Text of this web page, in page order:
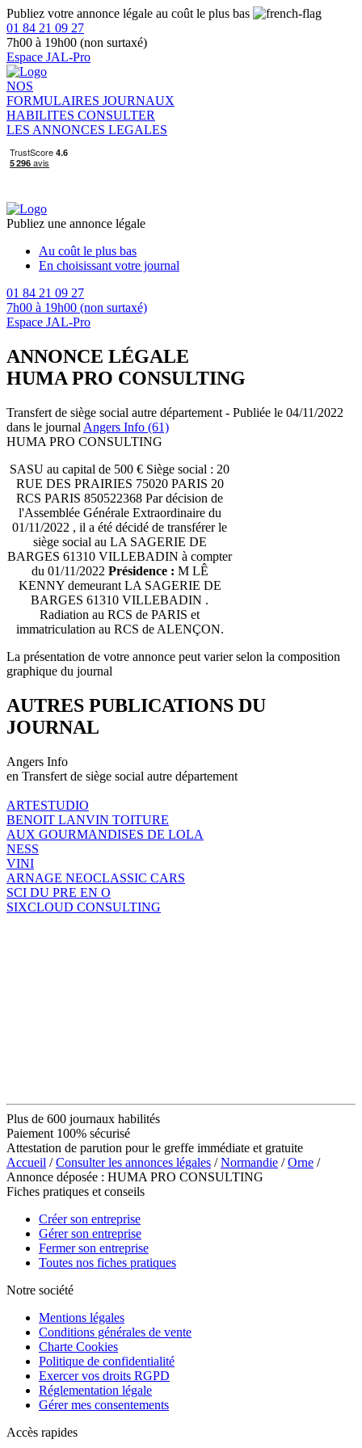
Publiez votre annonce légale au coût le plus bas
01 84 21 09 27
7h00 à 19h00 (non surtaxé)
Espace JAL-Pro
NOS
FORMULAIRES JOURNAUX
HABILITES CONSULTER
LES ANNONCES LEGALES
Publiez une annonce légale
Au coût le plus bas
En choisissant votre journal
01 84 21 09 27
7h00 à 19h00 (non surtaxé)
Espace JAL-Pro
ANNONCE LÉGALE
HUMA PRO CONSULTING
Transfert de siège social autre département - Publiée le 04/11/2022
dans le journal Angers Info (61)
HUMA PRO CONSULTING
SASU au capital de 500 € Siège social : 20
RUE DES PRAIRIES 75020 PARIS 20
RCS PARIS 850522368 Par décision de
l'Assemblée Générale Extraordinaire du
01/11/2022 , il a été décidé de transférer le
siège social au LA SAGERIE DE
BARGES 61310 VILLEBADIN à compter
du 01/11/2022 Présidence : M LÊ
KENNY demeurant LA SAGERIE DE
BARGES 61310 VILLEBADIN .
Radiation au RCS de PARIS et
immatriculation au RCS de ALENÇON.
La présentation de votre annonce peut varier selon la composition
graphique du journal
AUTRES PUBLICATIONS DU
JOURNAL
Angers Info
en Transfert de siège social autre département
ARTESTUDIO
BENOIT LANVIN TOITURE
AUX GOURMANDISES DE LOLA
NESS
VINI
ARNAGE NEOCLASSIC CARS
SCI DU PRE EN O
SIXCLOUD CONSULTING
Plus de 600 journaux habilités
Paiement 100% sécurisé
Attestation de parution pour le greffe immédiate et gratuite
Accueil /Consulter les annonces légales /Normandie /Orne /
Annonce déposée : HUMA PRO CONSULTING
Fiches pratiques et conseils
Créer son entreprise
Gérer son entreprise
Fermer son entreprise
Toutes nos fiches pratiques
Notre société
Mentions légales
Conditions générales de vente
Charte Cookies
Politique de confidentialité
Exercer vos droits RGPD
Réglementation légale
Gérer mes consentements
Accès rapides